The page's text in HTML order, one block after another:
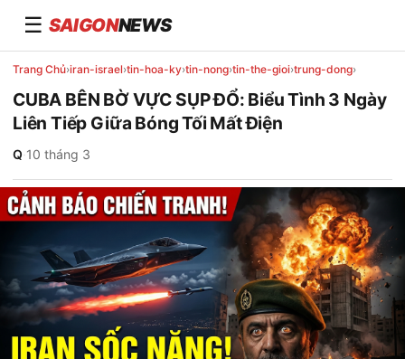
☰ SAIGONNEWS
Trang Chủ›iran-israel›tin-hoa-ky›tin-nong›tin-the-gioi›trung-dong›
CUBA BÊN BỜ VỰC SỤP ĐỔ: Biểu Tình 3 Ngày
Liên Tiếp Giữa Bóng Tối Mất Điện
Q·10 tháng 3